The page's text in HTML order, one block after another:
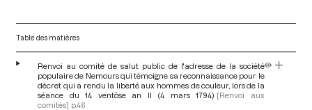
Table des matières
Renvoi au comité de salut public de l'adresse de la société
populaire de Nemours qui témoigne sa reconnaissance pour le
décret qui a rendu la liberté aux hommes de couleur, lors de la
séance du 14 ventôse an II (4 mars 1794) [Renvoi aux
comités] p.46